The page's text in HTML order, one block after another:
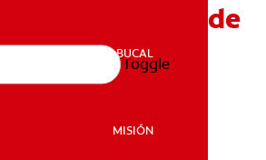
SALUD BUCAL
SALUD BUCAL
MISIÓN
Toggle
del nitrato de
de la
dental